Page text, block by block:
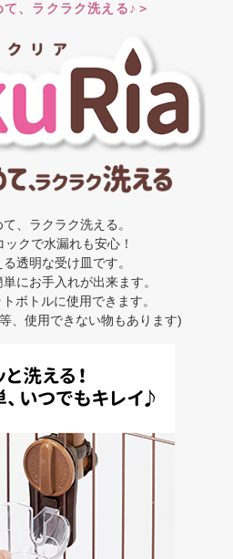
て、ラクラク洗える♪＞
、ラクラク洗える。
ックで水漏れも安心！
透明な受け皿です。
にお手入れが出来ます。
ボトルに使用できます。
、使用できない物もあります)